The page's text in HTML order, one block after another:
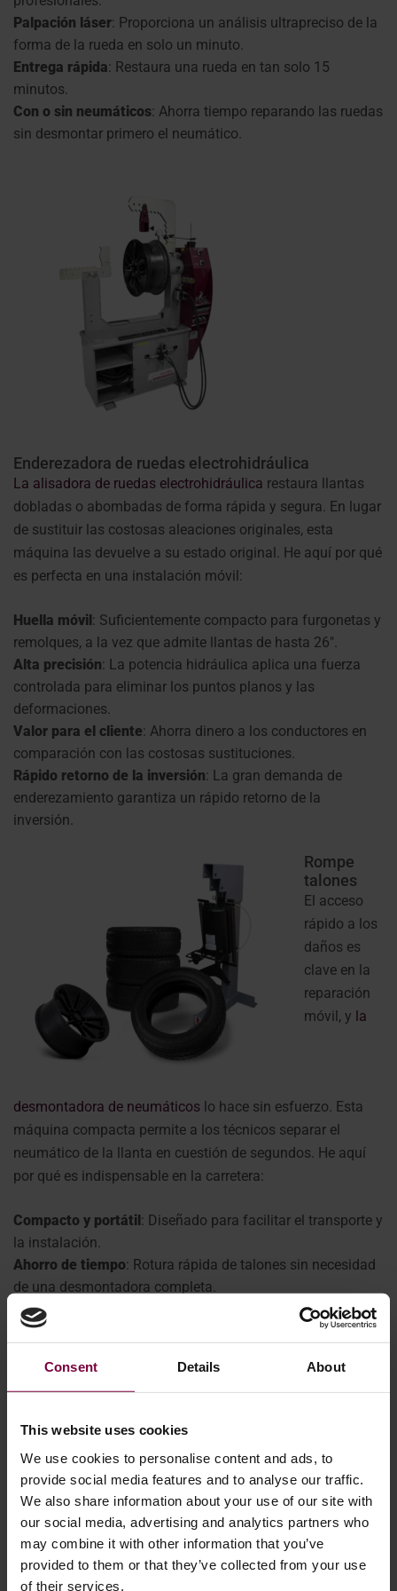
Consent Details About
This website uses cookies
We use cookies to personalise content and ads, to
provide social media features and to analyse our traffic.
We also share information about your use of our site with
our social media, advertising and analytics partners who
may combine it with other information that you’ve
provided to them or that they’ve collected from your use
of their services.
Palpación láser: Proporciona un análisis ultrapreciso de la
forma de la rueda en solo un minuto.
Entrega rápida: Restaura una rueda en tan solo 15
minutos.
Con o sin neumáticos: Ahorra tiempo reparando las ruedas
sin desmontar primero el neumático.
Enderezadora de ruedas electrohidráulica
La alisadora de ruedas electrohidráulica restaura llantas
dobladas o abombadas de forma rápida y segura. En lugar
de sustituir las costosas aleaciones originales, esta
máquina las devuelve a su estado original. He aquí por qué
es perfecta en una instalación móvil:
Huella móvil: Suficientemente compacto para furgonetas y
remolques, a la vez que admite llantas de hasta 26".
Alta precisión: La potencia hidráulica aplica una fuerza
controlada para eliminar los puntos planos y las
deformaciones.
Valor para el cliente: Ahorra dinero a los conductores en
comparación con las costosas sustituciones.
Rápido retorno de la inversión: La gran demanda de
enderezamiento garantiza un rápido retorno de la
inversión.
Rompe
talones
El acceso
rápido a los
daños es
clave en la
reparación
móvil, y la
desmontadora de neumáticos lo hace sin esfuerzo. Esta
máquina compacta permite a los técnicos separar el
neumático de la llanta en cuestión de segundos. He aquí
por qué es indispensable en la carretera:
Compacto y portátil: Diseñado para facilitar el transporte y
la instalación.
Ahorro de tiempo: Rotura rápida de talones sin necesidad
de una desmontadora completa.
Versátil
: Funciona con llantas pintadas, pulidas o
diamantadas.
movimiento de forma rápida y eficaz in situ.
Una de las mayores ventajas de un negocio móvil de
reparación de ruedas es la flexibilidad. Puedes empezar
poco a poco y ampliarte a medida que crece la demanda.
La mayoría de las instalaciones móviles comienzan con lo
esencial: una máquina de corte de diamante, una